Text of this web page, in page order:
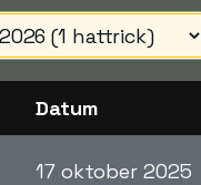
Datum
17 oktober 2025